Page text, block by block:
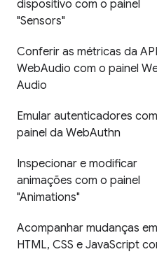
dispositivo com o painel
"Sensors"
Conferir as métricas da API
WebAudio com o painel
Audio
Emular autenticadores
painel da WebAuthn
Inspecionar e modificar
animações com o painel
"Animations"
Acompanhar mudanças em
HTML, CSS e JavaScript